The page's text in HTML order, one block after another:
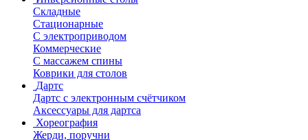
Складные
Стационарные
С электроприводом
Коммерческие
С массажем спины
Коврики для столов
Дартс
Дартс с электронным счётчиком
Аксессуары для дартса
Хореография
Жерди, поручни